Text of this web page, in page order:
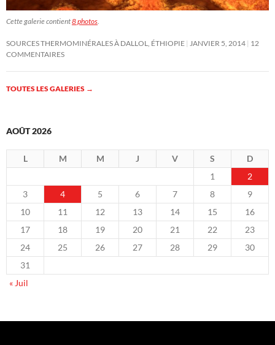
Cette galerie contient8 photos
SOURCES THERMOMINÉRALES À DALLOL, ÉTHIOPIE JANVIER 5, 2014 12
COMMENTAIRES
TOUTES LES GALERIES →
AOÛT 2026
L M M J V S
D
1
2
3
4 5 6 7 8
9
10
11 12 13 14 15
16
17
18 19 20 21 22
23
24
25 26 27 28 29
30
31
« Juil